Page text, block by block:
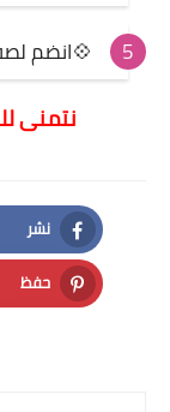
💠انضم
نتمنى
نشر
Facebook
حفظ
Pinterest